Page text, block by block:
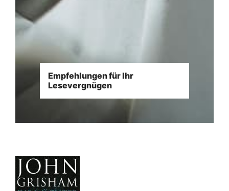
Empfehlungen für Ihr
Lesevergnügen